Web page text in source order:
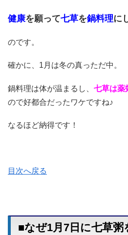
健康を願って七草を鍋料理に
のです。
確かに、1月は冬の真っただ中。
鍋料理は体が温まるし、 七草は薬
ので好都合だったワケですね♪
なるほど納得です！
目次へ戻る
■なぜ1月7日に七草粥